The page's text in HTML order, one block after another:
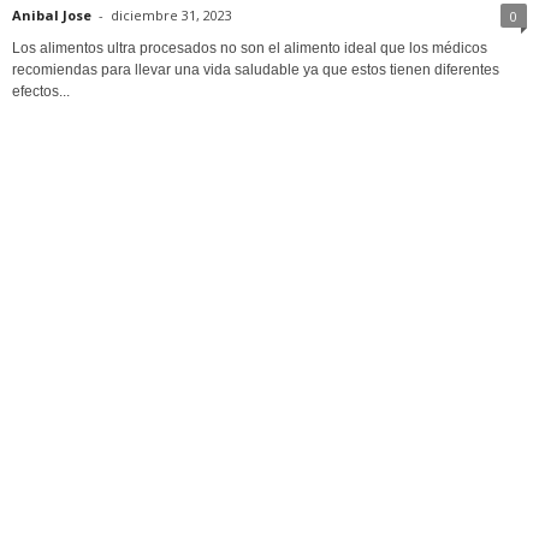
Anibal Jose - diciembre 31, 2023 0
Los alimentos ultra procesados no son el alimento ideal que los médicos
recomiendas para llevar una vida saludable ya que estos tienen diferentes
efectos...